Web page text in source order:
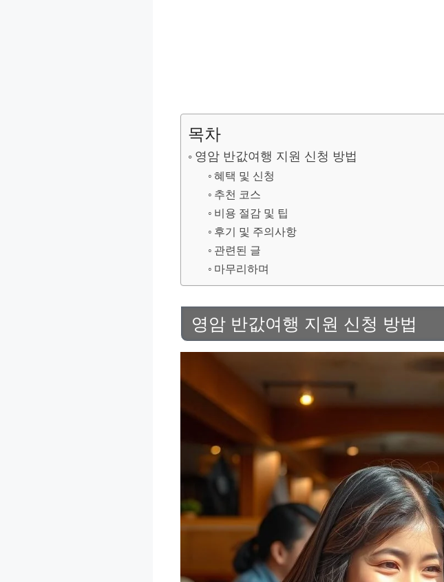
목차
영암 반값여행 지원 신청 방법
혜택 및 신청
추천 코스
비용 절감 및 팁
후기 및 주의사항
관련된 글
마무리하며
영암 반값여행 지원 신청 방법